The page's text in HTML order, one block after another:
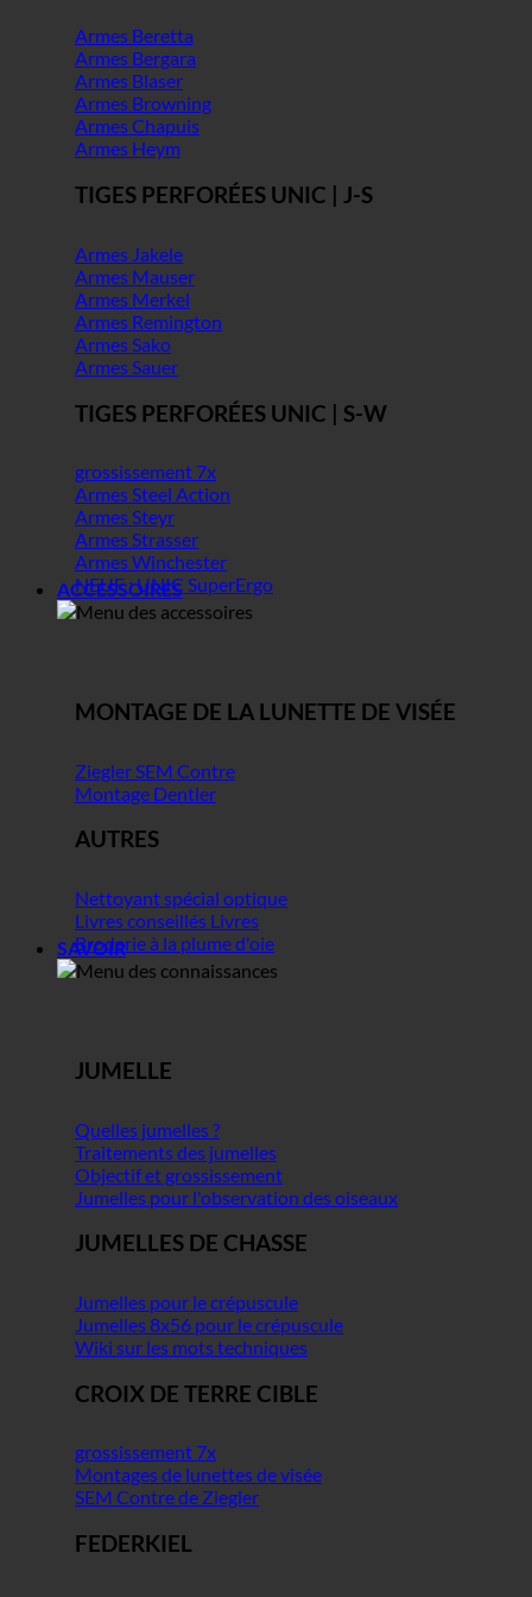
Armes Beretta
Armes Bergara
Armes Blaser
Armes Browning
Armes Chapuis
Armes Heym
TIGES PERFORÉES UNIC | J-S
Armes Jakele
Armes Mauser
Armes Merkel
Armes Remington
Armes Sako
Armes Sauer
TIGES PERFORÉES UNIC | S-W
grossissement 7x
Armes Steel Action
Armes Steyr
Armes Strasser
Armes Winchester
NEUF : UNIC SuperErgo
ACCESSOIRES
MONTAGE DE LA LUNETTE DE VISÉE
Ziegler SEM Contre
Montage Dentler
AUTRES
Nettoyant spécial optique
Livres conseillés Livres
Broderie à la plume d'oie
SAVOIR
JUMELLE
Quelles jumelles ?
Traitements des jumelles
Objectif et grossissement
Jumelles pour l'observation des oiseaux
JUMELLES DE CHASSE
Jumelles pour le crépuscule
Jumelles 8x56 pour le crépuscule
Wiki sur les mots techniques
CROIX DE TERRE CIBLE
grossissement 7x
Montages de lunettes de visée
SEM Contre de Ziegler
FEDERKIEL